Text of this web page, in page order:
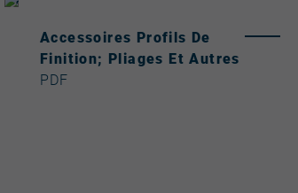
Accessoires Profils De
Finition; Pliages Et Autres
PDF